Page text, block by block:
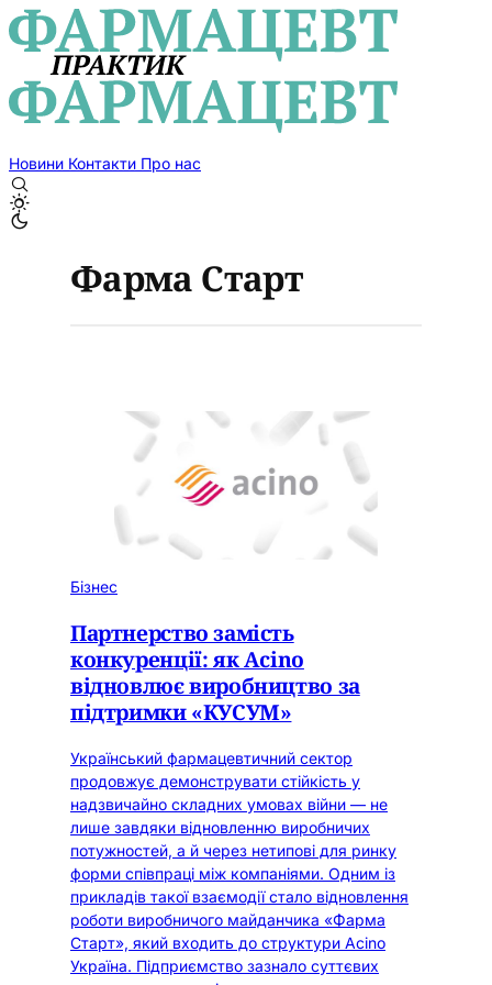
Новини Контакти Про нас
Фарма Старт
Бізнес
Партнерство замість
конкуренції: як Acino
відновлює виробництво за
підтримки «КУСУМ»
Український фармацевтичний сектор
продовжує демонструвати стійкість у
надзвичайно складних умовах війни — не
лише завдяки відновленню виробничих
потужностей, а й через нетипові для ринку
форми співпраці між компаніями. Одним із
прикладів такої взаємодії стало відновлення
роботи виробничого майданчика «Фарма
Старт», який входить до структури Acino
Україна. Підприємство зазнало суттєвих